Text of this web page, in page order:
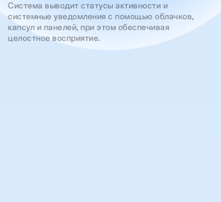
Система выводит статусы активности и
системные уведомления с помощью облачков,
капсул и панелей, при этом обеспечивая
целостное восприятие.